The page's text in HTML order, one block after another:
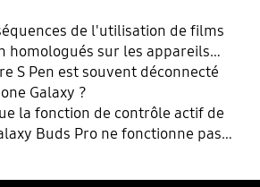
de l'utilisation de films
homologués sur les appareils
Galaxy
S Pen est souvent déconnecté
Galaxy ?
la fonction de contrôle actif de
Buds Pro ne fonctionne pas